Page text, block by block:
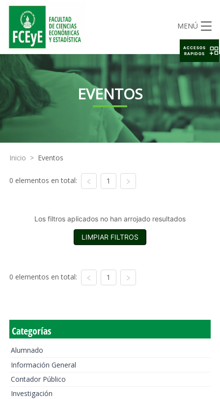
MENÚ
EVENTOS
Inicio > Eventos
0 elementos en total: 1
Los filtros aplicados no han arrojado resultados
LIMPIAR FILTROS
0 elementos en total: 1
Categorías
Alumnado
Información General
Contador Público
Investigación
ACCESOS
RAPIDOS